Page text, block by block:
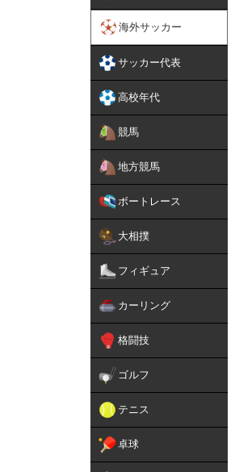
海外サッカー
サッカー代表
高校年代
競馬
地方競馬
ボートレース
大相撲
フィギュア
カーリング
格闘技
ゴルフ
テニス
卓球